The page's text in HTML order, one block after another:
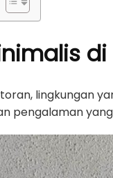
lingkungan
pengalaman